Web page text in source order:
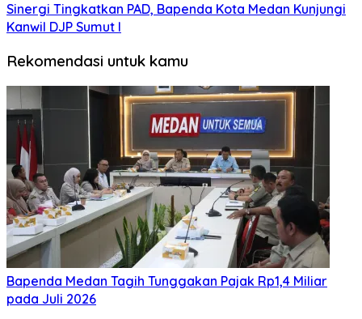
Sinergi Tingkatkan PAD, Bapenda Kota Medan Kunjungi
Kanwil DJP Sumut I
Rekomendasi untuk kamu
Bapenda Medan Tagih Tunggakan Pajak Rp1,4 Miliar
pada Juli 2026